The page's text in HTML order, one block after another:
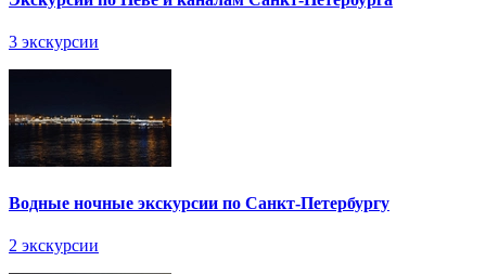
3 экскурсии
Водные ночные экскурсии по Санкт-Петербургу
2 экскурсии